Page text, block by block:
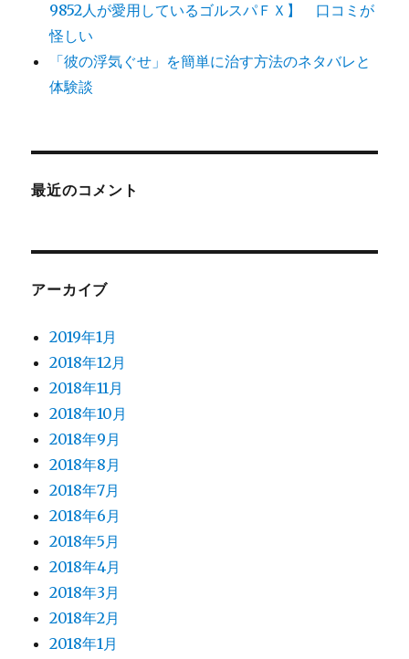
9852人が愛用しているゴルスパＦＸ】 口コミが
怪しい
「彼の浮気ぐせ」を簡単に治す方法のネタバレと
体験談
最近のコメント
アーカイブ
2019年1月
2018年12月
2018年11月
2018年10月
2018年9月
2018年8月
2018年7月
2018年6月
2018年5月
2018年4月
2018年3月
2018年2月
2018年1月